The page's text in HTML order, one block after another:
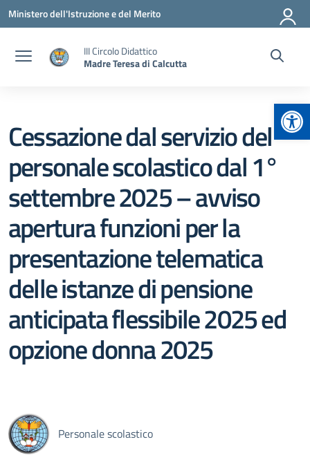
Vai ai contenuti
Vai al menu di navigazione
Vai al footer
Ministero dell'Istruzione e del Merito
III Circolo Didattico
Madre Teresa di Calcutta
Cessazione dal servizio del
personale scolastico dal 1°
settembre 2025 – avviso
apertura funzioni per la
presentazione telematica
delle istanze di pensione
anticipata flessibile 2025 ed
opzione donna 2025
Personale scolastico